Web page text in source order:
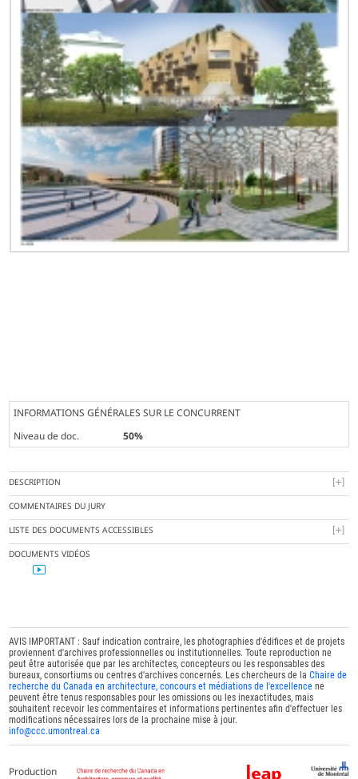
INFORMATIONS GÉNÉRALES SUR LE CONCURRENT
Niveau de doc.
50%
DESCRIPTION
COMMENTAIRES DU JURY
LISTE DES DOCUMENTS ACCESSIBLES
DOCUMENTS VIDÉOS
AVIS IMPORTANT : Sauf indication contraire, les photographies d'édifices et de projets
proviennent d'archives professionnelles ou institutionnelles. Toute reproduction ne
peut être autorisée que par les architectes, concepteurs ou les responsables des
bureaux, consortiums ou centres d'archives concernés. Les chercheurs de laChaire de
recherche du Canada en architecture, concours et médiations de l'excellence ne
peuvent être tenus responsables pour les omissions ou les inexactitudes, mais
souhaitent recevoir les commentaires et informations pertinentes afin d'effectuer les
modifications nécessaires lors de la prochaine mise à jour.
info@ccc.umontreal.ca
Production